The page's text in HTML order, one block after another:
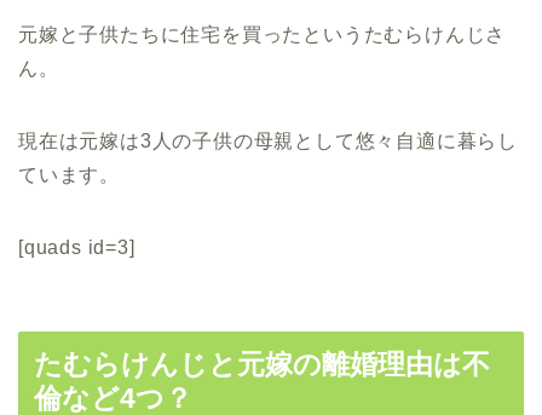
元嫁と子供たちに住宅を買ったというたむらけんじさ
ん。
現在は元嫁は3人の子供の母親として悠々自適に暮らし
ています。
[quads id=3]
たむらけんじと元嫁の離婚理由は不
倫など4つ？